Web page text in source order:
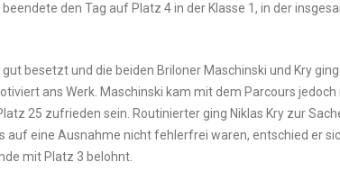
den Tag auf Platz 4 in der Klasse 1, in der
besetzt und die beiden Briloner Maschinski und Kry
ans Werk. Maschinski kam mit dem Parcours
25 zufrieden sein. Routinierter ging Niklas Kry zur
auf eine Ausnahme nicht fehlerfrei waren, entschied er
mit Platz 3 belohnt.